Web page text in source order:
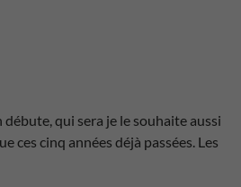
qui sera je le souhaite aussi
ces cinq années déjà passées. Les